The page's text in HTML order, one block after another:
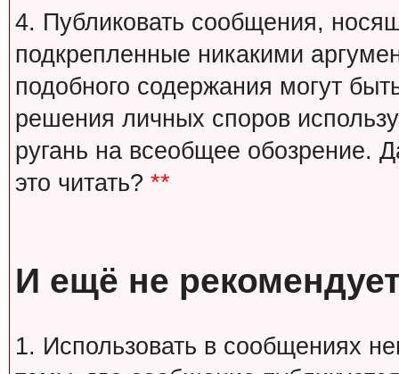
4. Публиковать сообщения,
подкрепленные никакими
подобного содержания могут
решения личных споров
ругань на всеобщее обозрение.
это читать? **
И ещё не
1. Использовать в сообщениях